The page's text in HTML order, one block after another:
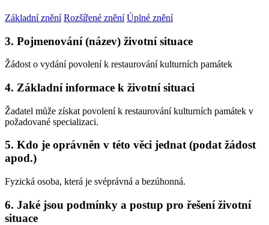
Základní znění Rozšířené znění Úplné znění
3. Pojmenování (název) životní situace
Žádost o vydání povolení k restaurování kulturních památek
4. Základní informace k životní situaci
Žadatel může získat povolení k restaurování kulturních památek v
požadované specializaci.
5. Kdo je oprávněn v této věci jednat (podat žádost
apod.)
Fyzická osoba, která je svéprávná a bezúhonná.
6. Jaké jsou podmínky a postup pro řešení životní
situace